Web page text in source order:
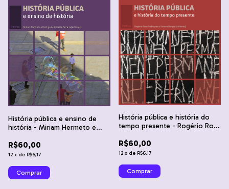
História pública e ensino de
história - Miriam Hermeto e
R$60,00
12 x de R$6,17
História pública e história do
tempo presente - Rogério Rosa
Borges
R$60,00
12 x de R$6,17